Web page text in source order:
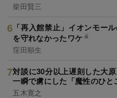
柴田賢三
「再入館禁止」イオンモー
を守れなかったワケ
窪田順生
対談に30分以上遅刻した大
一瞬で虜にした「魔性のひと
五木寛之